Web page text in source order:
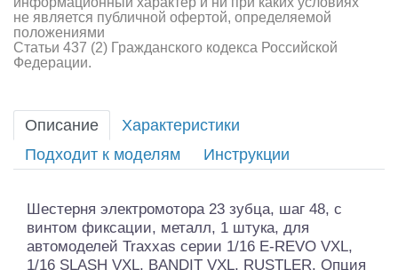
не является публичной офертой, определяемой
положениями
Статьи 437 (2) Гражданского кодекса Российской
Федерации.
Описание
Характеристики
Подходит к моделям
Инструкции
Шестерня электромотора 23 зубца, шаг 48, с
винтом фиксации, металл, 1 штука, для
автомоделей Traxxas серии 1/16 E-REVO VXL,
1/16 SLASH VXL, BANDIT VXL, RUSTLER. Опция